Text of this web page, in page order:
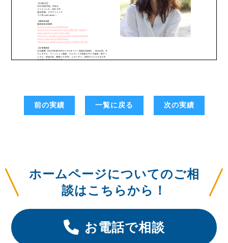
前の実績 一覧に戻る 次の実績
ホームページについてのご相
談はこちらから！
お電話で相談